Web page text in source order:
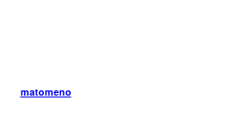
matomeno